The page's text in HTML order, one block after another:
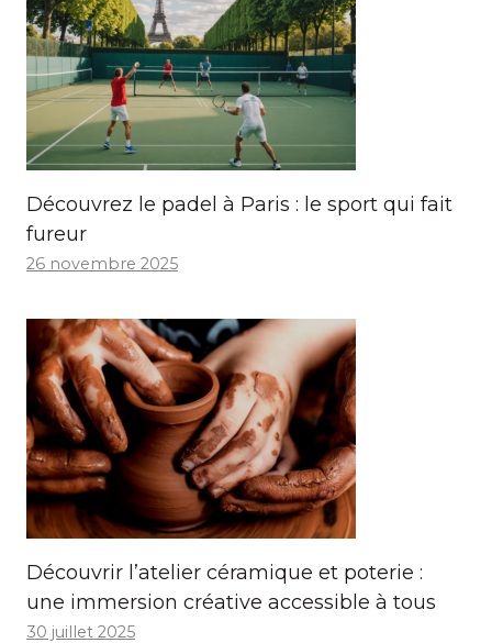
Découvrez le padel à Paris : le sport qui fait
fureur
26 novembre 2025
Découvrir l’atelier céramique et poterie :
une immersion créative accessible à tous
30 juillet 2025